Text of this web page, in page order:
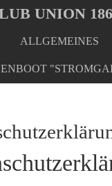
UNION
ALLGEMEINES